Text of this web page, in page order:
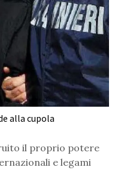
alla cupola
il proprio potere
e legami